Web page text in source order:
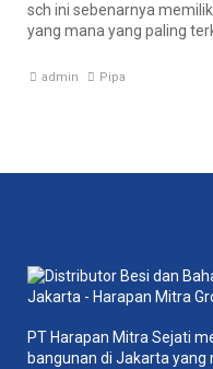
sch ini sebenarnya
yang mana yang paling
admin Pipa
PT Harapan Mitra Sejati
bangunan di Jakarta